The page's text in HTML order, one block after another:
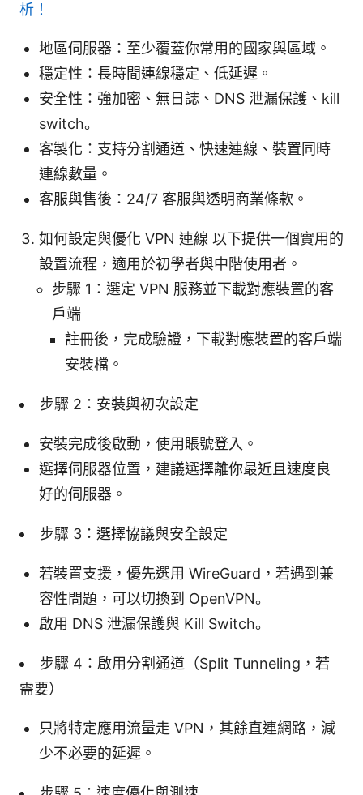
析！
地區伺服器：至少覆蓋你常用的國家與區域。
穩定性：長時間連線穩定、低延遲。
安全性：強加密、無日誌、DNS 泄漏保護、kill
switch。
客製化：支持分割通道、快速連線、裝置同時
連線數量。
客服與售後：24/7 客服與透明商業條款。
如何設定與優化 VPN 連線 以下提供一個實用的
設置流程，適用於初學者與中階使用者。
步驟 1：選定 VPN 服務並下載對應裝置的客
戶端
註冊後，完成驗證，下載對應裝置的客戶端
安裝檔。
步驟 2：安裝與初次設定
安裝完成後啟動，使用賬號登入。
選擇伺服器位置，建議選擇離你最近且速度良
好的伺服器。
步驟 3：選擇協議與安全設定
若裝置支援，優先選用 WireGuard，若遇到兼
容性問題，可以切換到 OpenVPN。
啟用 DNS 泄漏保護與 Kill Switch。
步驟 4：啟用分割通道（Split Tunneling，若
需要）
只將特定應用流量走 VPN，其餘直連網路，減
少不必要的延遲。